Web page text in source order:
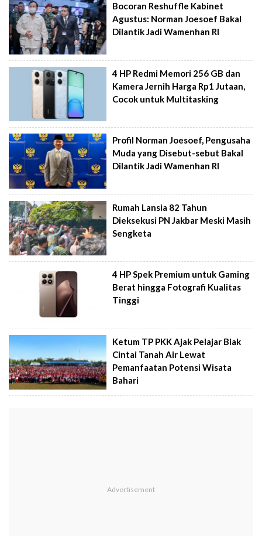
Bocoran Reshuffle Kabinet
Agustus: Norman Joesoef Bakal
Dilantik Jadi Wamenhan RI
4 HP Redmi Memori 256 GB dan
Kamera Jernih Harga Rp1 Jutaan,
Cocok untuk Multitasking
Profil Norman Joesoef, Pengusaha
Muda yang Disebut-sebut Bakal
Dilantik Jadi Wamenhan RI
Rumah Lansia 82 Tahun
Dieksekusi PN Jakbar Meski Masih
Sengketa
4 HP Spek Premium untuk Gaming
Berat hingga Fotografi Kualitas
Tinggi
Ketum TP PKK Ajak Pelajar Biak
Cintai Tanah Air Lewat
Pemanfaatan Potensi Wisata
Bahari